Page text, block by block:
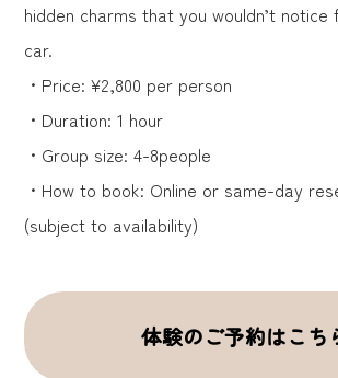
hidden charms that you wouldn’t notice
car.
・Price: ¥2,800 per person
・Duration: 1 hour
・Group size: 4-8people
・How to book: Online or same-day
(subject to availability)
体験のご予約はこち